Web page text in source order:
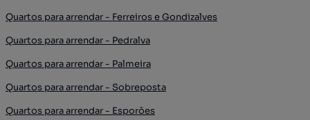
Quartos para arrendar - Ferreiros e Gondizalves
Quartos para arrendar - Pedralva
Quartos para arrendar - Palmeira
Quartos para arrendar - Sobreposta
Quartos para arrendar - Esporões